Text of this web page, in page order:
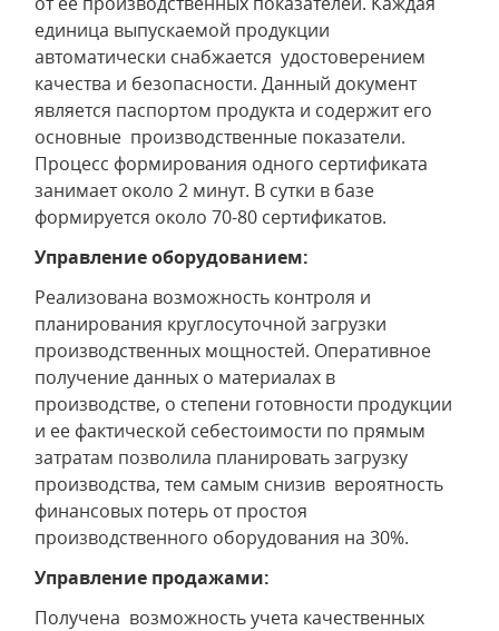
единица выпускаемой продукции
автоматически снабжается удостоверением
качества и безопасности. Данный документ
является паспортом продукта и содержит его
основные производственные показатели.
Процесс формирования одного сертификата
занимает около 2 минут. В сутки в базе
формируется около 70-80 сертификатов.
Управление оборудованием:
Реализована возможность контроля и
планирования круглосуточной загрузки
производственных мощностей. Оперативное
получение данных о материалах в
производстве, о степени готовности продукции
и ее фактической себестоимости по прямым
затратам позволила планировать загрузку
производства, тем самым снизив вероятность
финансовых потерь от простоя
производственного оборудования на 30%.
Управление продажами:
Получена возможность учета качественных